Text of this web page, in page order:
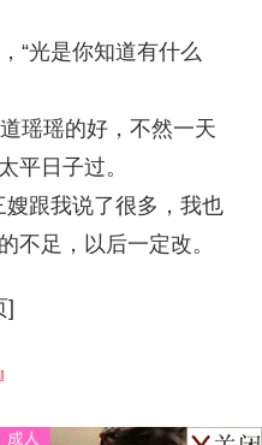
“光是你知道有什么
瑶瑶的好，不然一天
平日子过。
跟我说了很多，我也
不足，以后一定改。
]